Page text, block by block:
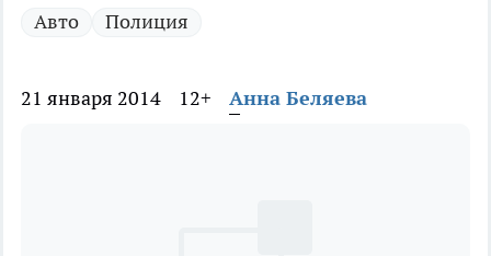
Авто Полиция
21 января 2014 12+ Анна Беляева